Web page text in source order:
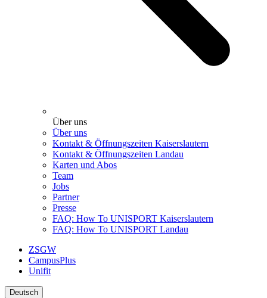
Über uns
Über uns
Kontakt & Öffnungszeiten Kaiserslautern
Kontakt & Öffnungszeiten Landau
Karten und Abos
Team
Jobs
Partner
Presse
FAQ: How To UNISPORT Kaiserslautern
FAQ: How To UNISPORT Landau
ZSGW
CampusPlus
Unifit
Deutsch